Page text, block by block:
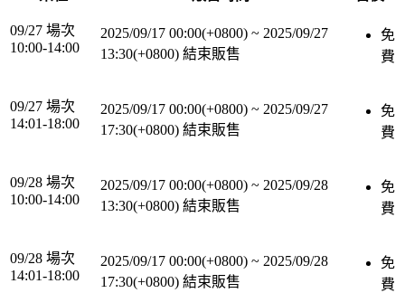
09/27 場次
10:00-14:00
2025/09/17 00:00(+0800) ~ 2025/09/27
13:30(+0800) 結束販售
免
費
09/27 場次
14:01-18:00
2025/09/17 00:00(+0800) ~ 2025/09/27
17:30(+0800) 結束販售
免
費
09/28 場次
10:00-14:00
2025/09/17 00:00(+0800) ~ 2025/09/28
13:30(+0800) 結束販售
免
費
09/28 場次
14:01-18:00
2025/09/17 00:00(+0800) ~ 2025/09/28
17:30(+0800) 結束販售
免
費